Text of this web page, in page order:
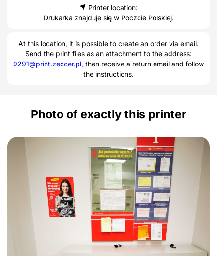
Printer location:
Drukarka znajduje się w Poczcie Polskiej.
At this location, it is possible to create an order via email.
Send the print files as an attachment to the address:
9291@print.zeccer.pl, then receive a return email and follow
the instructions.
Photo of exactly this printer